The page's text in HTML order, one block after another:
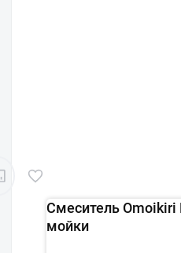
Смеситель Omoikiri
мойки